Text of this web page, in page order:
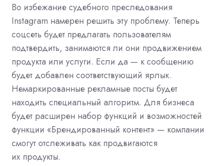
Во избежание судебного преследования
Instagram намерен решить эту проблему. Теперь
соцсеть будет предлагать пользователям
подтвердить, занимаются ли они продвижением
продукта или услуги. Если да — к сообщению
будет добавлен соответствующий ярлык.
Немаркированные рекламные посты будет
находить специальный алгоритм. Для бизнеса
будет расширен набор функций и возможностей
функции «Брендированный контент» — компании
смогут отслеживать как продвигаются
их продукты.